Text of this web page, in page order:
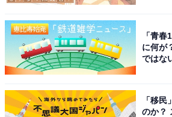
「青
に何が
ではな
「移
のか？